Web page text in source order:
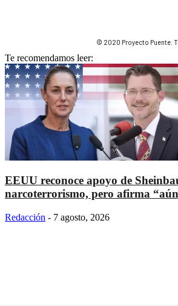
© 2020 Proyecto Puente.
Te recomendamos leer:
EEUU reconoce apoyo de
narcoterrorismo, pero afirma
Redacción - 7 agosto, 2026